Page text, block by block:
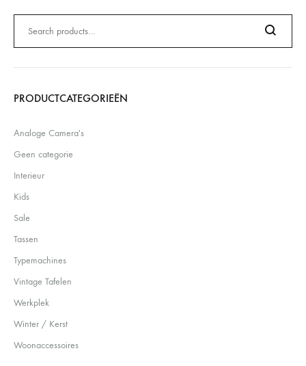
naar:
Search
PRODUCTCATEGORIEËN
Analoge Camera's
Geen categorie
Interieur
Kids
Sale
Tassen
Typemachines
Vintage Tafelen
Werkplek
Winter / Kerst
Woonaccessoires